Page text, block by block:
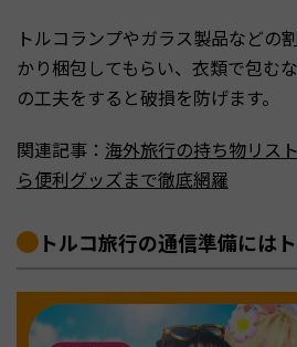
トルコランプやガラス製品などの
かり梱包してもらい、衣類で包む
の工夫をすると破損を防げます。
関連記事： 海外旅行の持ち物リス
ら便利グッズまで徹底網羅
トルコ旅行の通信準備には